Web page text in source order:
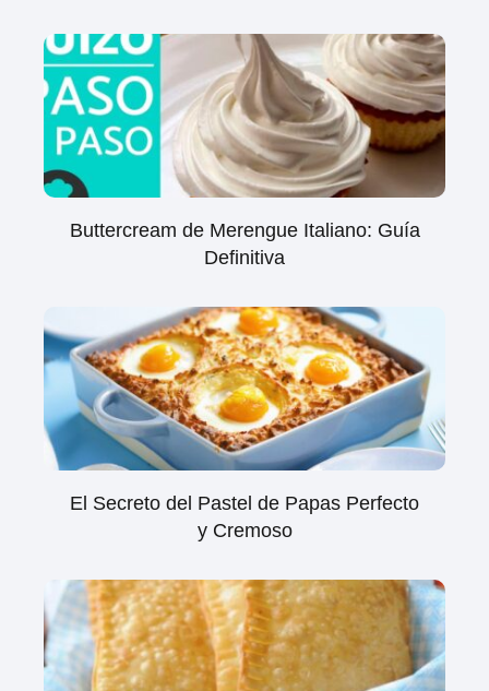
Buttercream de Merengue Italiano: Guía
Definitiva
El Secreto del Pastel de Papas Perfecto
y Cremoso